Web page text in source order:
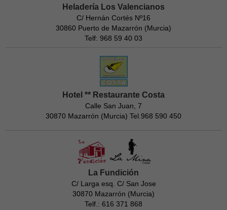
Heladería Los Valencianos
C/ Hernán Cortés Nº16
30860 Puerto de Mazarrón (Murcia)
Telf: 968 59 40 03
Hotel ** Restaurante Costa
Calle San Juan, 7
30870 Mazarrón (Murcia) Tel.968 590 450
La Fundición
C/ Larga esq. C/ San Jose
30870 Mazarrón (Murcia)
Telf.: 616 371 868